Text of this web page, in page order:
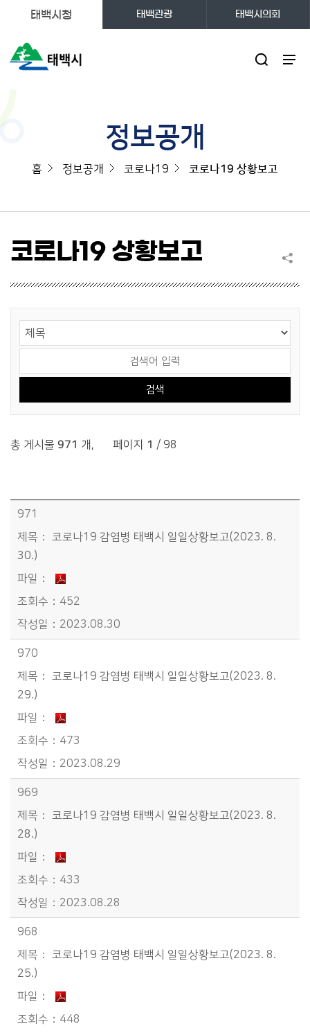
태백시청 태백관광 태백시의회
정보공개
홈 정보공개 코로나19 코로나19 상황보고
코로나19 상황보고
총 게시물 971 개 , 페이지 1 / 98
정보공개>코로나19>코로나19 상황보고 목록 - 번호, 제목, 파일, 조회수, 작성일정보 제공
971
코로나19 감염병 태백시 일일상황보고(2023. 8.
30.)
452
2023.08.30
970
코로나19 감염병 태백시 일일상황보고(2023. 8.
29.)
473
2023.08.29
969
코로나19 감염병 태백시 일일상황보고(2023. 8.
28.)
433
2023.08.28
968
코로나19 감염병 태백시 일일상황보고(2023. 8.
25.)
448